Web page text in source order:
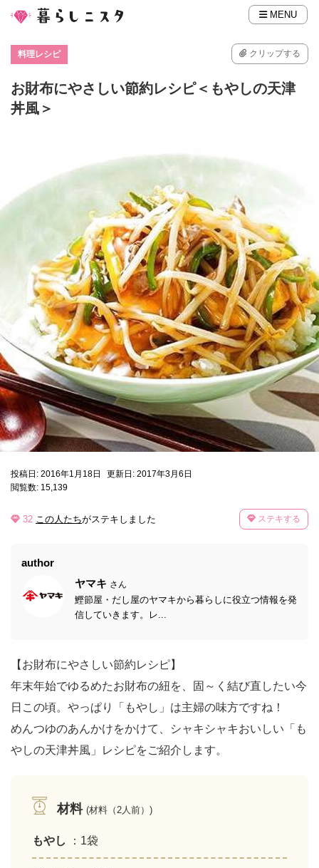
MENU
料理レシピ クリップする
お財布にやさしい節約レシピ＜もやしの天津
丼風＞
投稿日: 2016年1月18日
更新日: 2017年3月6日
閲覧数: 15,139
32 この人たちがステキしました ステキする
author
ヤマキ さん
鰹節屋・だし屋のヤマキから暮らしに役立つ情報を発
信していきます。レ...
【お財布にやさしい節約レシピ】
年末年始でゆるめたお財布の紐を、固～く結び直したい今
日この頃。やっぱり「もやし」は主婦の味方ですね！
めんつゆのあんかけをかけて、シャキシャキおいしい「も
やしの天津丼風」レシピをご紹介します。
材料 (材料（2人前）)
もやし ：1袋